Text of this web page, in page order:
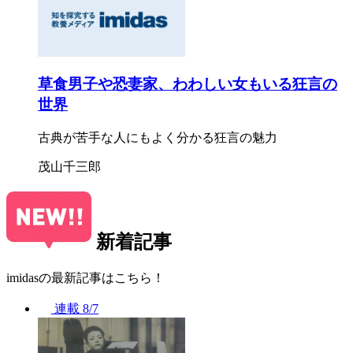
草食男子や恐妻家、わわしい女もいる狂言の
世界
古典が苦手な人にもよく分かる狂言の魅力
茂山千三郎
新着記事
imidasの最新記事はこちら！
連載 8/7